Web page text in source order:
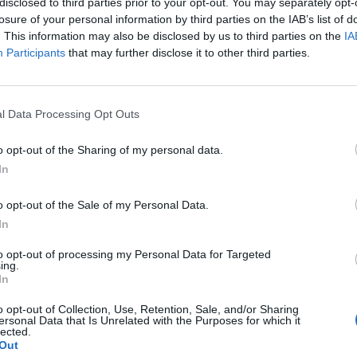
of your personal information by third parties on the IAB’s list of
This information may also be disclosed by us to third parties on the
Participants that may further disclose it to other third parties.
Data Processing Opt Outs
opt-out of the Sharing of my personal data.
opt-out of the Sale of my Personal Data.
opt-out of processing my Personal Data for Targeted
opt-out of Collection, Use, Retention, Sale, and/or Sharing
Data that Is Unrelated with the Purposes for which it
a mesterséges intelligencia (MI)
a Vatikán az "Antiqua et Nova" (Régi és új)
2026Agentic AI, fintech harc és digitális bankolás -
November 10-én jön a Portfolio Banking Technology,
dokumentum szerint a MI elvileg pozitívan járulhat
a társadalmi élet különböző területein, azonban, mint...
portfolio.hu hírarchívumához tartozik, melynek olvasása
tartalmazza:
cikkarchívum
elmúlt 2 év napon belüli